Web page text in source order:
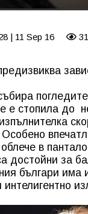
| 11 Sep 16
е стопила до
в
достойни за
българи има